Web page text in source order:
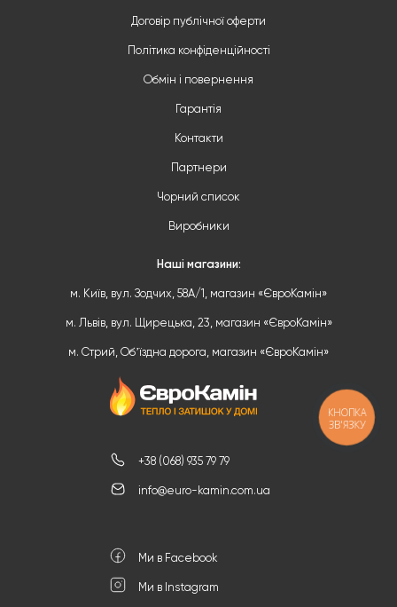
+38 (068) 935 79 79
info@euro-kamin.com.ua
Ми в Facebook
Ми в Instagram
Договір публічної оферти
Політика конфіденційності
Обмін і повернення
Гарантія
Контакти
Партнери
Чорний список
Виробники
Наші магазини:
м. Київ, вул. Зодчих, 58А/1, магазин «ЄвроКамін»
м. Львів, вул. Щирецька, 23, магазин «ЄвроКамін»
м. Стрий, Обʼїздна дорога, магазин «ЄвроКамін»
КНОПКА
ЗВ'ЯЗКУ